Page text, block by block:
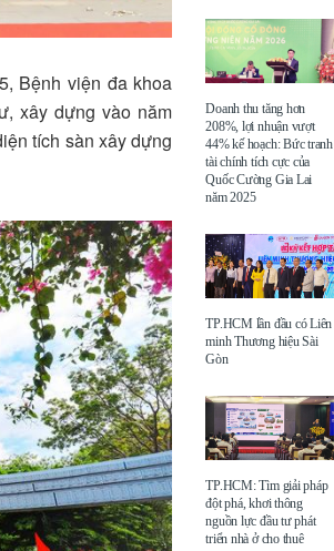
Bệnh viện đa khoa
xây dựng vào năm
tích sàn xây dựng
Doanh thu tăng hơn
208%, lợi nhuận vượt
44% kế hoạch: Bức tranh
tài chính tích cực của
Quốc Cường Gia Lai
năm 2025
TP.HCM lần đầu có Liên
minh Thương hiệu Sài
Gòn
TP.HCM: Tìm giải pháp
đột phá, khơi thông
nguồn lực đầu tư phát
triển nhà ở cho thuê